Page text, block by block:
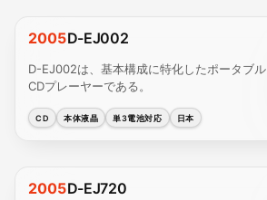
2005D-EJ002
D-EJ002は、基本構成に特化したポータブル
CDプレーヤーである。
CD 本体液晶 単3電池対応 日本
2005D-EJ720